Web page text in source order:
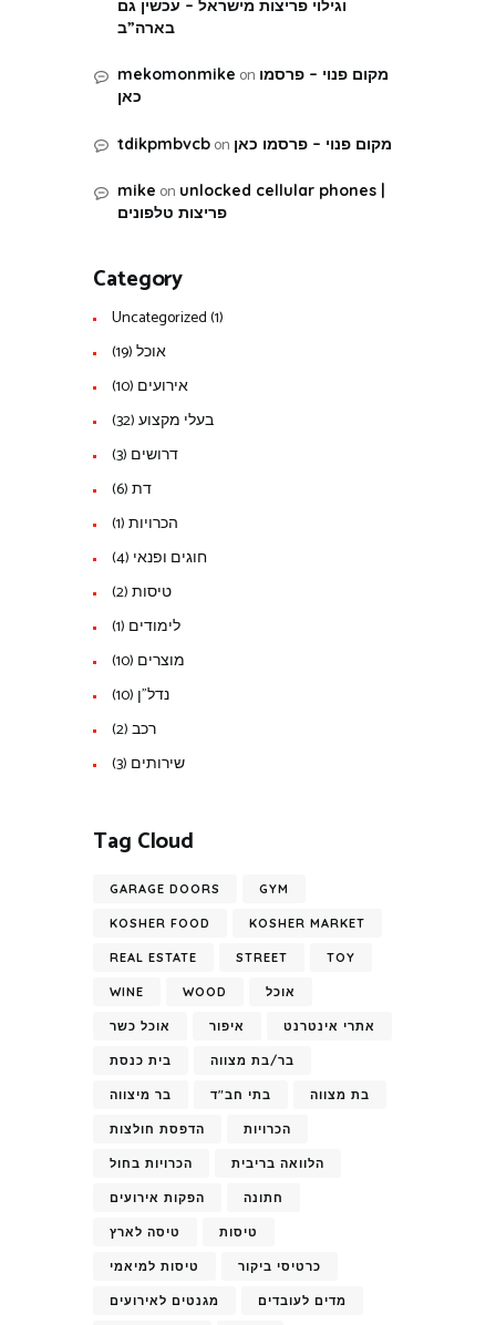
וגילוי פריצות מישראל – עכשין גם
בארה”ב
mekomonmike on מקום פנוי – פרסמו
כאן
tdikpmbvcbon מקום פנוי – פרסמו כאן
mike on unlocked cellular phones |
פריצות טלפונים
Category
Uncategorized(1)
אוכל(19)
אירועים (10)
בעלי מקצוע(32)
דרושים (3)
דת(6)
הכרויות(1)
חוגים ופנאי (4)
טיסות(2)
לימודים (1)
מוצרים (10)
נדל"ן (10)
רכב(2)
שירותים (3)
Tag Cloud
GARAGE DOORS GYM
KOSHER FOOD KOSHER MARKET
REAL ESTATE STREET TOY
WINE WOOD אוכל
אוכל כשר איפור אתרי אינטרנט
בית כנסת בר/בת מצווה
בר מיצווה בתי חב"ד בת מצווה
הדפסת חולצות הכרויות
הכרויות בחול הלוואה בריבית
הפקות אירועים חתונה
טיסה לארץ טיסות
טיסות למיאמי כרטיסי ביקור
מגנטים לאירועים מדים לעובדים